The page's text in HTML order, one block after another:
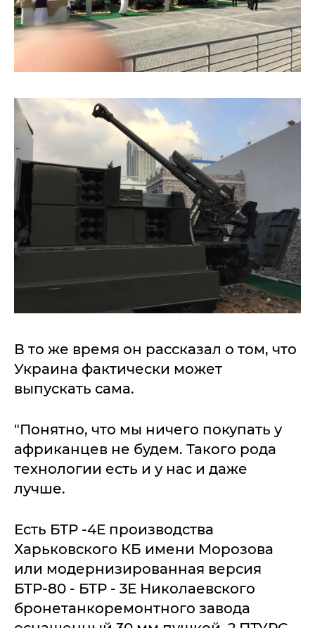
В то же время он рассказал о том, что
Украина фактически может
выпускать сама.
"Понятно, что мы ничего покупать у
африканцев не будем. Такого рода
технологии есть и у нас и даже
лучше.
Есть БТР -4Е производства
Харьковского КБ имени Морозова
или модернизированная версия
БТР-80 - БТР - 3Е Николаевского
бронетанкоремонтного завода